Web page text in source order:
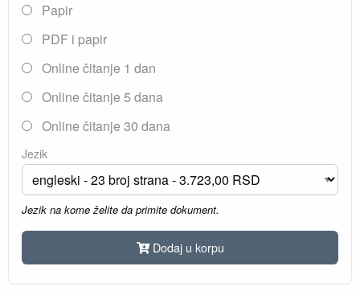
Papir
PDF i papir
Online čitanje 1 dan
Online čitanje 5 dana
Online čitanje 30 dana
Jezik
Jezik na kome želite da primite dokument.
Dodaj u korpu